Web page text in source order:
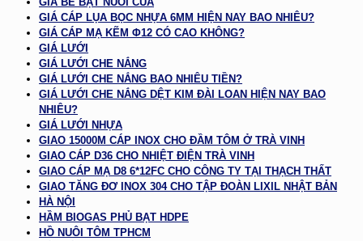
GIÁ CÁP LỤA BỌC NHỰA 6MM HIỆN NAY BAO NHIÊU?
GIÁ CÁP MẠ KẼM Φ12 CÓ CAO KHÔNG?
GIÁ LƯỚI
GIÁ LƯỚI CHE NẮNG
GIÁ LƯỚI CHE NẮNG BAO NHIÊU TIỀN?
GIÁ LƯỚI CHE NẮNG DỆT KIM ĐÀI LOAN HIỆN NAY BAO
NHIÊU?
GIÁ LƯỚI NHỰA
GIAO 15000M CÁP INOX CHO ĐẦM TÔM Ở TRÀ VINH
GIAO CÁP D36 CHO NHIỆT ĐIỆN TRÀ VINH
GIAO CÁP MẠ D8 6*12FC CHO CÔNG TY TẠI THẠCH THẤT
GIAO TĂNG ĐƠ INOX 304 CHO TẬP ĐOÀN LIXIL NHẬT BẢN
HÀ NỘI
HẦM BIOGAS PHỦ BẠT HDPE
HỒ NUÔI TÔM TPHCM